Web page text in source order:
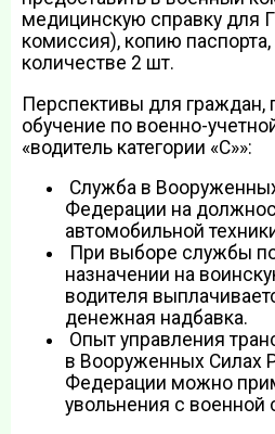
медицинскую справку
комиссия), копию паспорта,
количестве 2 шт.
Перспективы для
обучение по военно­-
«водитель категории «С»»:
Служба в
Федерации на
автомобильной
При выборе службы по
назначении на
водителя
денежная надбавка.
Опыт управления
в Вооруженных Силах
Федерации можно
увольнения с военной